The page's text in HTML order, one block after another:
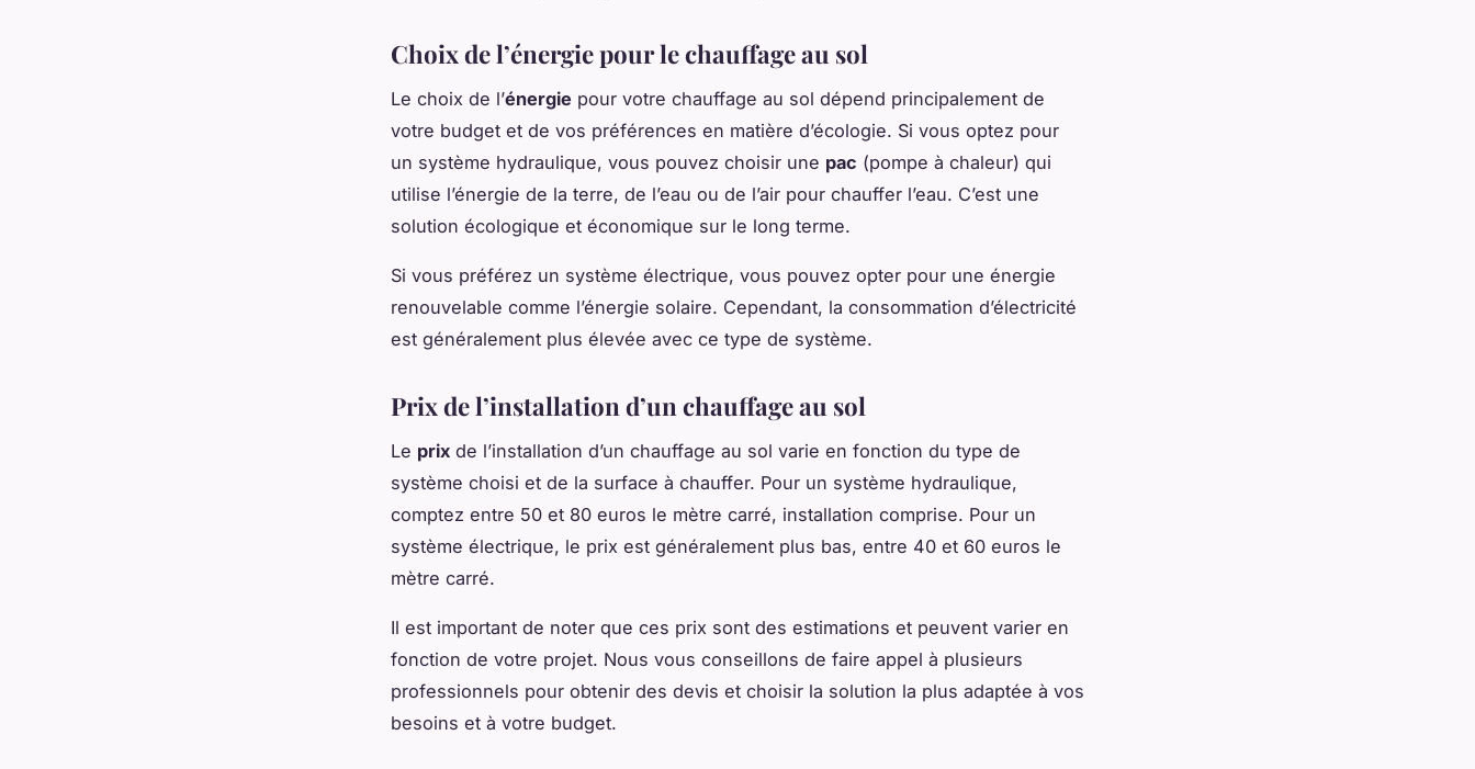
Choix de l’énergie pour le chauffage au sol
Le choix de l’énergie pour votre chauffage au sol dépend principalement de
votre budget et de vos préférences en matière d’écologie. Si vous optez pour
un système hydraulique, vous pouvez choisir une pac (pompe à chaleur) qui
utilise l’énergie de la terre, de l’eau ou de l’air pour chauffer l’eau. C’est une
solution écologique et économique sur le long terme.
Si vous préférez un système électrique, vous pouvez opter pour une énergie
renouvelable comme l’énergie solaire. Cependant, la consommation d’électricité
est généralement plus élevée avec ce type de système.
Prix de l’installation d’un chauffage au sol
Le prix de l’installation d’un chauffage au sol varie en fonction du type de
système choisi et de la surface à chauffer. Pour un système hydraulique,
comptez entre 50 et 80 euros le mètre carré, installation comprise. Pour un
système électrique, le prix est généralement plus bas, entre 40 et 60 euros le
mètre carré.
Il est important de noter que ces prix sont des estimations et peuvent varier en
fonction de votre projet. Nous vous conseillons de faire appel à plusieurs
professionnels pour obtenir des devis et choisir la solution la plus adaptée à vos
besoins et à votre budget.